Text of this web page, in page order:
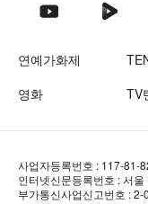
텐아시아 유튜브
텐아시
연예가화제
영화
TV
사업자등록번호 : 117-81-
인터넷신문등록번호 : 서
부가통신사업신고번호 :